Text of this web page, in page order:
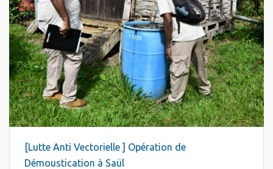
[Lutte Anti Vectorielle ] Opération de
Démoustication à Saül